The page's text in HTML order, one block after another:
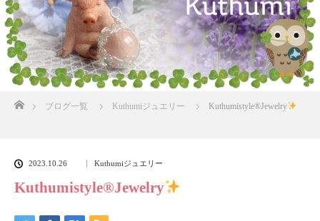
ブログ一覧 Kuthumiジュエリー Kuthumistyle®Jewelry
2023.10.26 Kuthumiジュエリー
Kuthumistyle®Jewelry